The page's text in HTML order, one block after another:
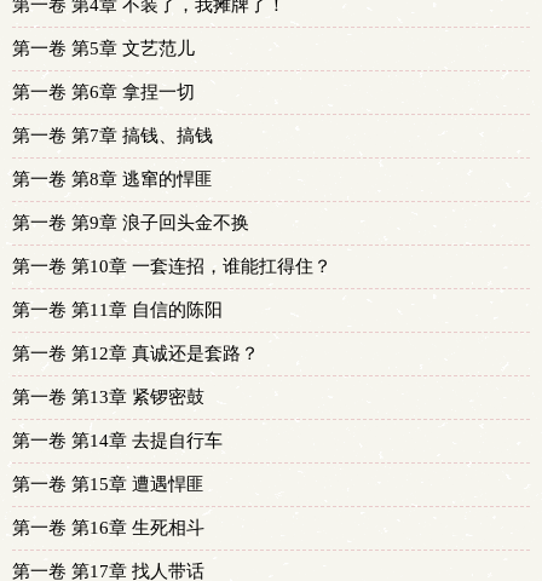
第一卷 第4章 不装了，我摊牌了！
第一卷 第5章 文艺范儿
第一卷 第6章 拿捏一切
第一卷 第7章 搞钱、搞钱
第一卷 第8章 逃窜的悍匪
第一卷 第9章 浪子回头金不换
第一卷 第10章 一套连招，谁能扛得住？
第一卷 第11章 自信的陈阳
第一卷 第12章 真诚还是套路？
第一卷 第13章 紧锣密鼓
第一卷 第14章 去提自行车
第一卷 第15章 遭遇悍匪
第一卷 第16章 生死相斗
第一卷 第17章 找人带话